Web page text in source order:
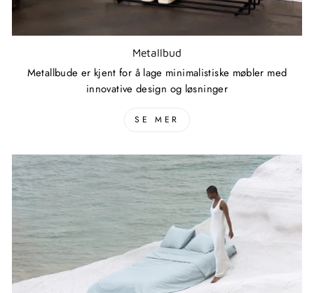
Metallbud
Metallbude er kjent for å lage minimalistiske møbler med
innovative design og løsninger
SE MER